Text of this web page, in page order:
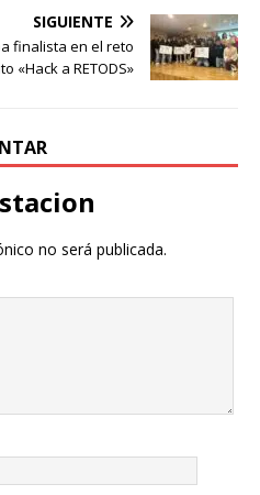
SIGUIENTE
finalista en el reto
«Hack a RETODS»
no será publicada.